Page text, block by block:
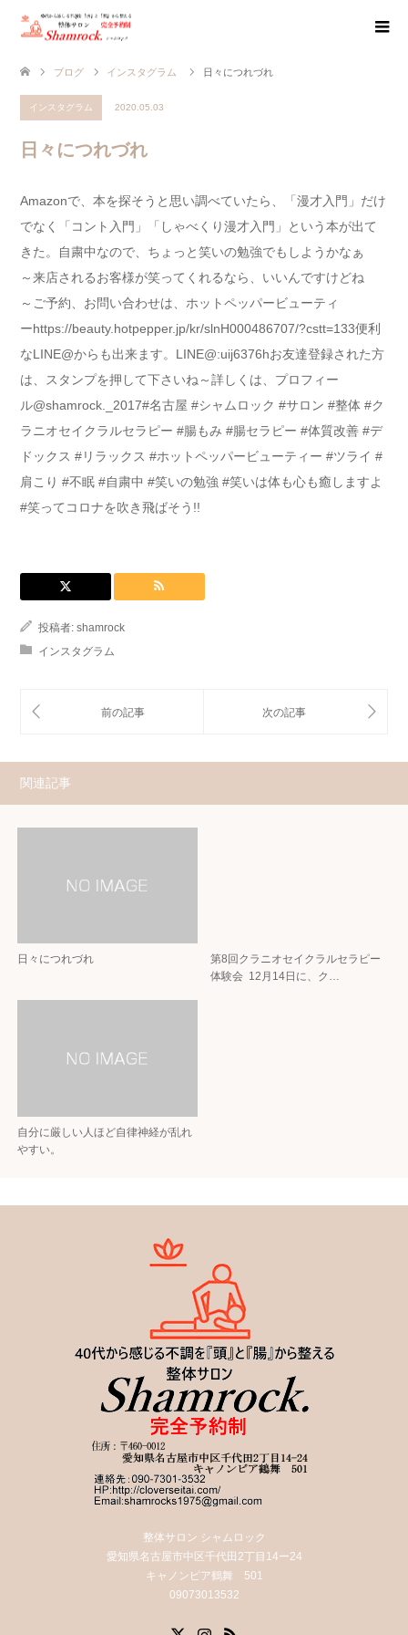
ブログ インスタグラム 日々につれづれ
インスタグラム 2020.05.03
日々につれづれ
Amazonで、本を探そうと思い調べていたら、 「漫才入門」 だけ
でなく 「コント入門」「しゃべくり漫才入門」 という本が出て
きた。 自粛中なので、ちょっと笑いの勉強でもしようかなぁ
～ 来店されるお客様が笑ってくれるなら、 いいんですけどね
～ ご予約、お問い合わせは、 ホットペッパービューティ
ー https://beauty.hotpepper.jp/kr/slnH000486707/?cstt=133 便利
なLINE@からも出来ます。 LINE@:uij6376h お友達登録された方
は、スタンプを押して下さいね～ 詳しくは、プロフィー
ル @shamrock._2017 #名古屋 #シャムロック #サロン #整体 #ク
ラニオセイクラルセラピー #腸もみ #腸セラピー #体質改善 #デ
ドックス #リラックス #ホットペッパービューティー #ツライ #
肩こり #不眠 #自粛中 #笑いの勉強 #笑いは体も心も癒しますよ
#笑ってコロナを吹き飛ばそう!!
投稿者: shamrock
インスタグラム
関連記事
日々につれづれ
第8回クラニオセイクラルセラピー
体験会 12月14日に、ク…
自分に厳しい人ほど自律神経が乱れ
やすい。
整体サロン シャムロック
愛知県名古屋市中区千代田2丁目14ー24
キャノンピア鶴舞 501
09073013532